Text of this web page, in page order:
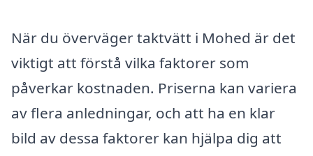
När du överväger taktvätt i Mohed är det
viktigt att förstå vilka faktorer som
påverkar kostnaden. Priserna kan variera
av flera anledningar, och att ha en klar
bild av dessa faktorer kan hjälpa dig att